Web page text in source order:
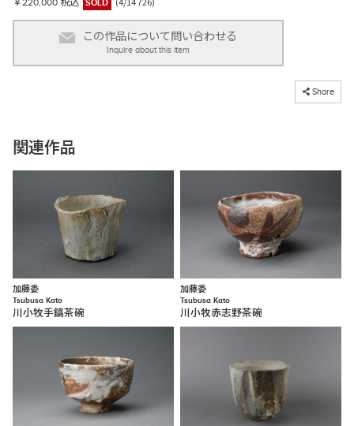
￥220,000 税込
SOLD
この作品について問い合わせる
Inquire about this item
Share
コピーしました
関連作品
加藤委
Tsubusa Kato
川小牧手鎬茶碗
加藤委
Tsubusa Kato
川小牧赤志野茶碗